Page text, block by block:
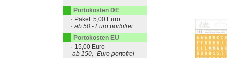
Portokosten DE
· Paket: 5,00 Euro
· ab 50,- Euro portofrei
Portokosten EU
· 15,00 Euro
ab 150,- Euro portofrei